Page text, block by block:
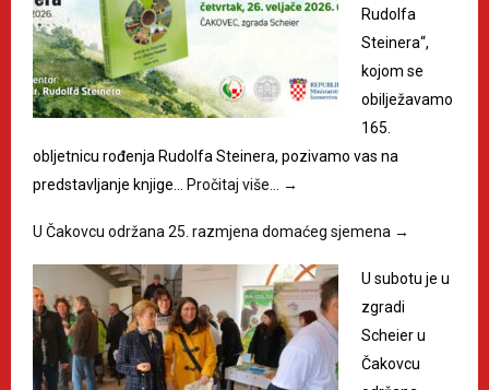
Rudolfa
Steinera“,
kojom se
obilježavamo
165.
obljetnicu rođenja Rudolfa Steinera, pozivamo vas na
predstavljanje knjige…
Pročitaj više… →
U Čakovcu održana 25. razmjena domaćeg sjemena →
U subotu je u
zgradi
Scheier u
Čakovcu